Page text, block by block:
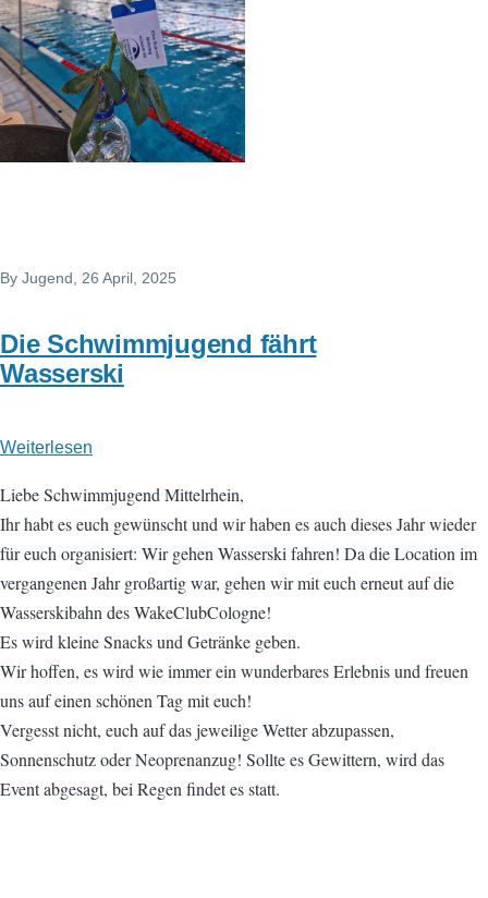
By Jugend , 26 April, 2025
Die Schwimmjugend fährt
Wasserski
Weiterlesen
Schwimmjugend
fährt
Wasserski
Liebe Schwimmjugend Mittelrhein,
Ihr habt es euch gewünscht und wir haben es auch dieses Jahr wieder
für euch organisiert: Wir gehen Wasserski fahren! Da die Location im
vergangenen Jahr großartig war, gehen wir mit euch erneut auf die
Wasserskibahn des WakeClubCologne!
Es wird kleine Snacks und Getränke geben.
Wir hoffen, es wird wie immer ein wunderbares Erlebnis und freuen
uns auf einen schönen Tag mit euch!
Vergesst nicht, euch auf das jeweilige Wetter abzupassen,
Sonnenschutz oder Neoprenanzug! Sollte es Gewittern, wird das
Event abgesagt, bei Regen findet es statt.